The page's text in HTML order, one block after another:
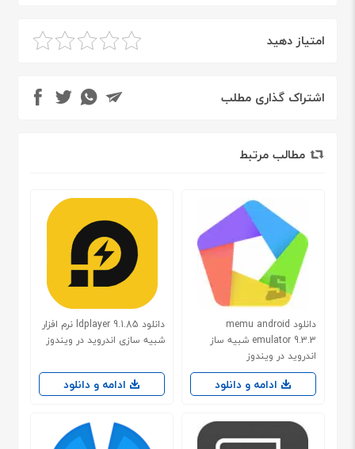
امتیاز دهید
اشتراک گذاری مطلب
مطالب مرتبط
دانلود memu android
emulator 9.3.3 شبیه ساز
اندروید در ویندوز
ادامه و دانلود
دانلود ldplayer 9.1.85 نرم افزار
شبیه سازی اندروید در ویندوز
ادامه و دانلود